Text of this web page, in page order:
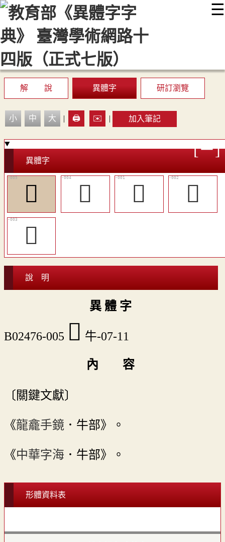
☰
::: 最新消息 常見問題 編輯說明
顯示模式
網站導覽
解 說 異體字 研訂瀏覽
小 中 大 | 🖨️ ✉️ | 加入筆記
異體字
󷾷 󷾶 𤚮
𤜀
𤜃
說 明
異 體 字
B02476-005 󷾷 牛-07-11
內 容
〔關鍵文獻〕
《龍龕手鏡 ．牛部》。
《中華字海 ．牛部》。
形體資料表